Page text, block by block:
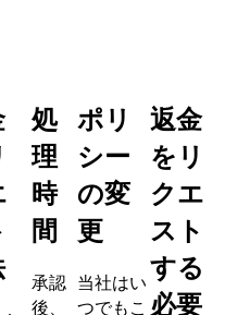
処
理
時
間
承認
後、
ポリ
シー
の変
更
当社はい
つでもこ
返金
をリ
クエ
スト
する
必要